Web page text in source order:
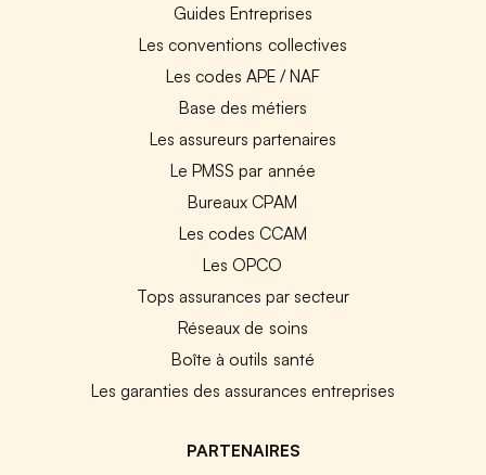
Guides Entreprises
Les conventions collectives
Les codes APE / NAF
Base des métiers
Les assureurs partenaires
Le PMSS par année
Bureaux CPAM
Les codes CCAM
Les OPCO
Tops assurances par secteur
Réseaux de soins
Boîte à outils santé
Les garanties des assurances entreprises
PARTENAIRES